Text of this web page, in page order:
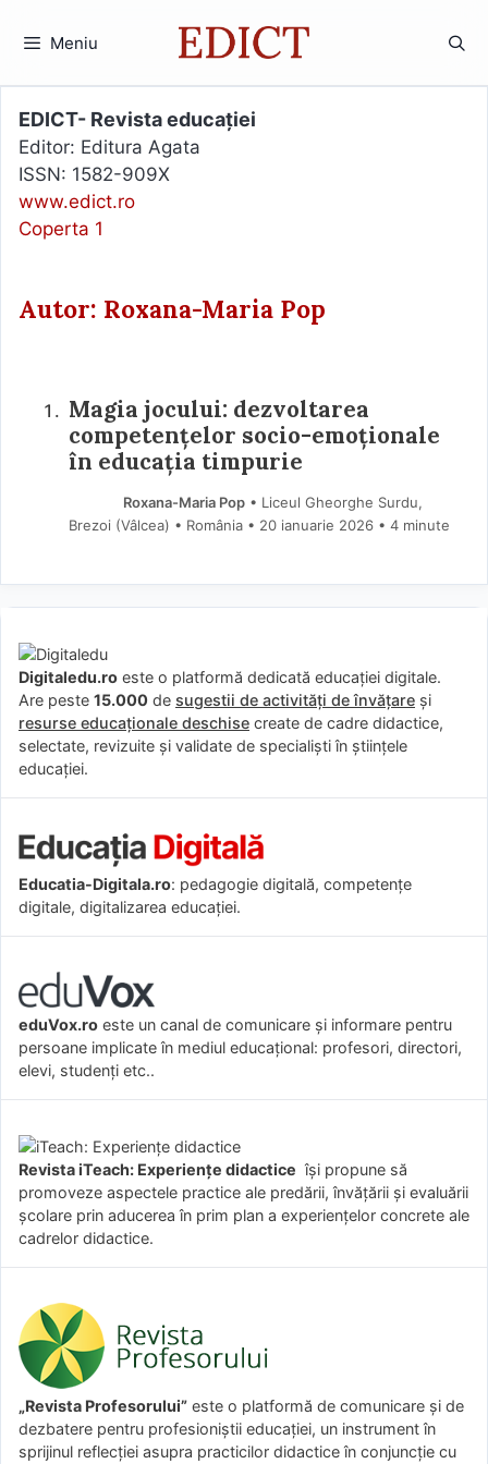
Meniu
EDICT- Revista educației
Editor: Editura Agata
ISSN: 1582-909X
www.edict.ro
Coperta 1
Autor: Roxana-Maria Pop
Magia jocului: dezvoltarea
competențelor socio-emoționale
în educația timpurie
Roxana-Maria Pop• Liceul Gheorghe Surdu,
Brezoi (Vâlcea) • România
20 ianuarie 2026 • 4 minute
Digitaledu.ro este o platformă dedicată educației digitale.
Are peste 15.000 de sugestii de activități de învățare și
resurse educaționale deschise create de cadre didactice,
selectate, revizuite și validate de specialiști în științele
educației.
Educatia-Digitala.ro: pedagogie digitală, competențe
digitale, digitalizarea educației.
eduVox.ro este un canal de comunicare și informare pentru
persoane implicate în mediul educațional: profesori, directori,
elevi, studenți etc..
Revista iTeach: Experienţe didactice îşi propune să
promoveze aspectele practice ale predării, învăţării şi evaluării
şcolare prin aducerea în prim plan a experienţelor concrete ale
cadrelor didactice.
„Revista Profesorului” este o platformă de comunicare și de
dezbatere pentru profesioniștii educației, un instrument în
sprijinul reflecției asupra practicilor didactice în conjuncție cu